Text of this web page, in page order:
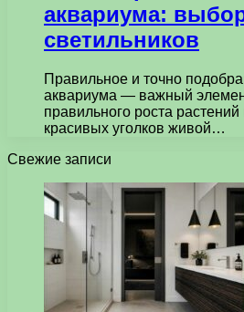
аквариума:
светильников
Правильное и точно
аквариума — важный
правильного роста
красивых уголков живой…
Свежие записи